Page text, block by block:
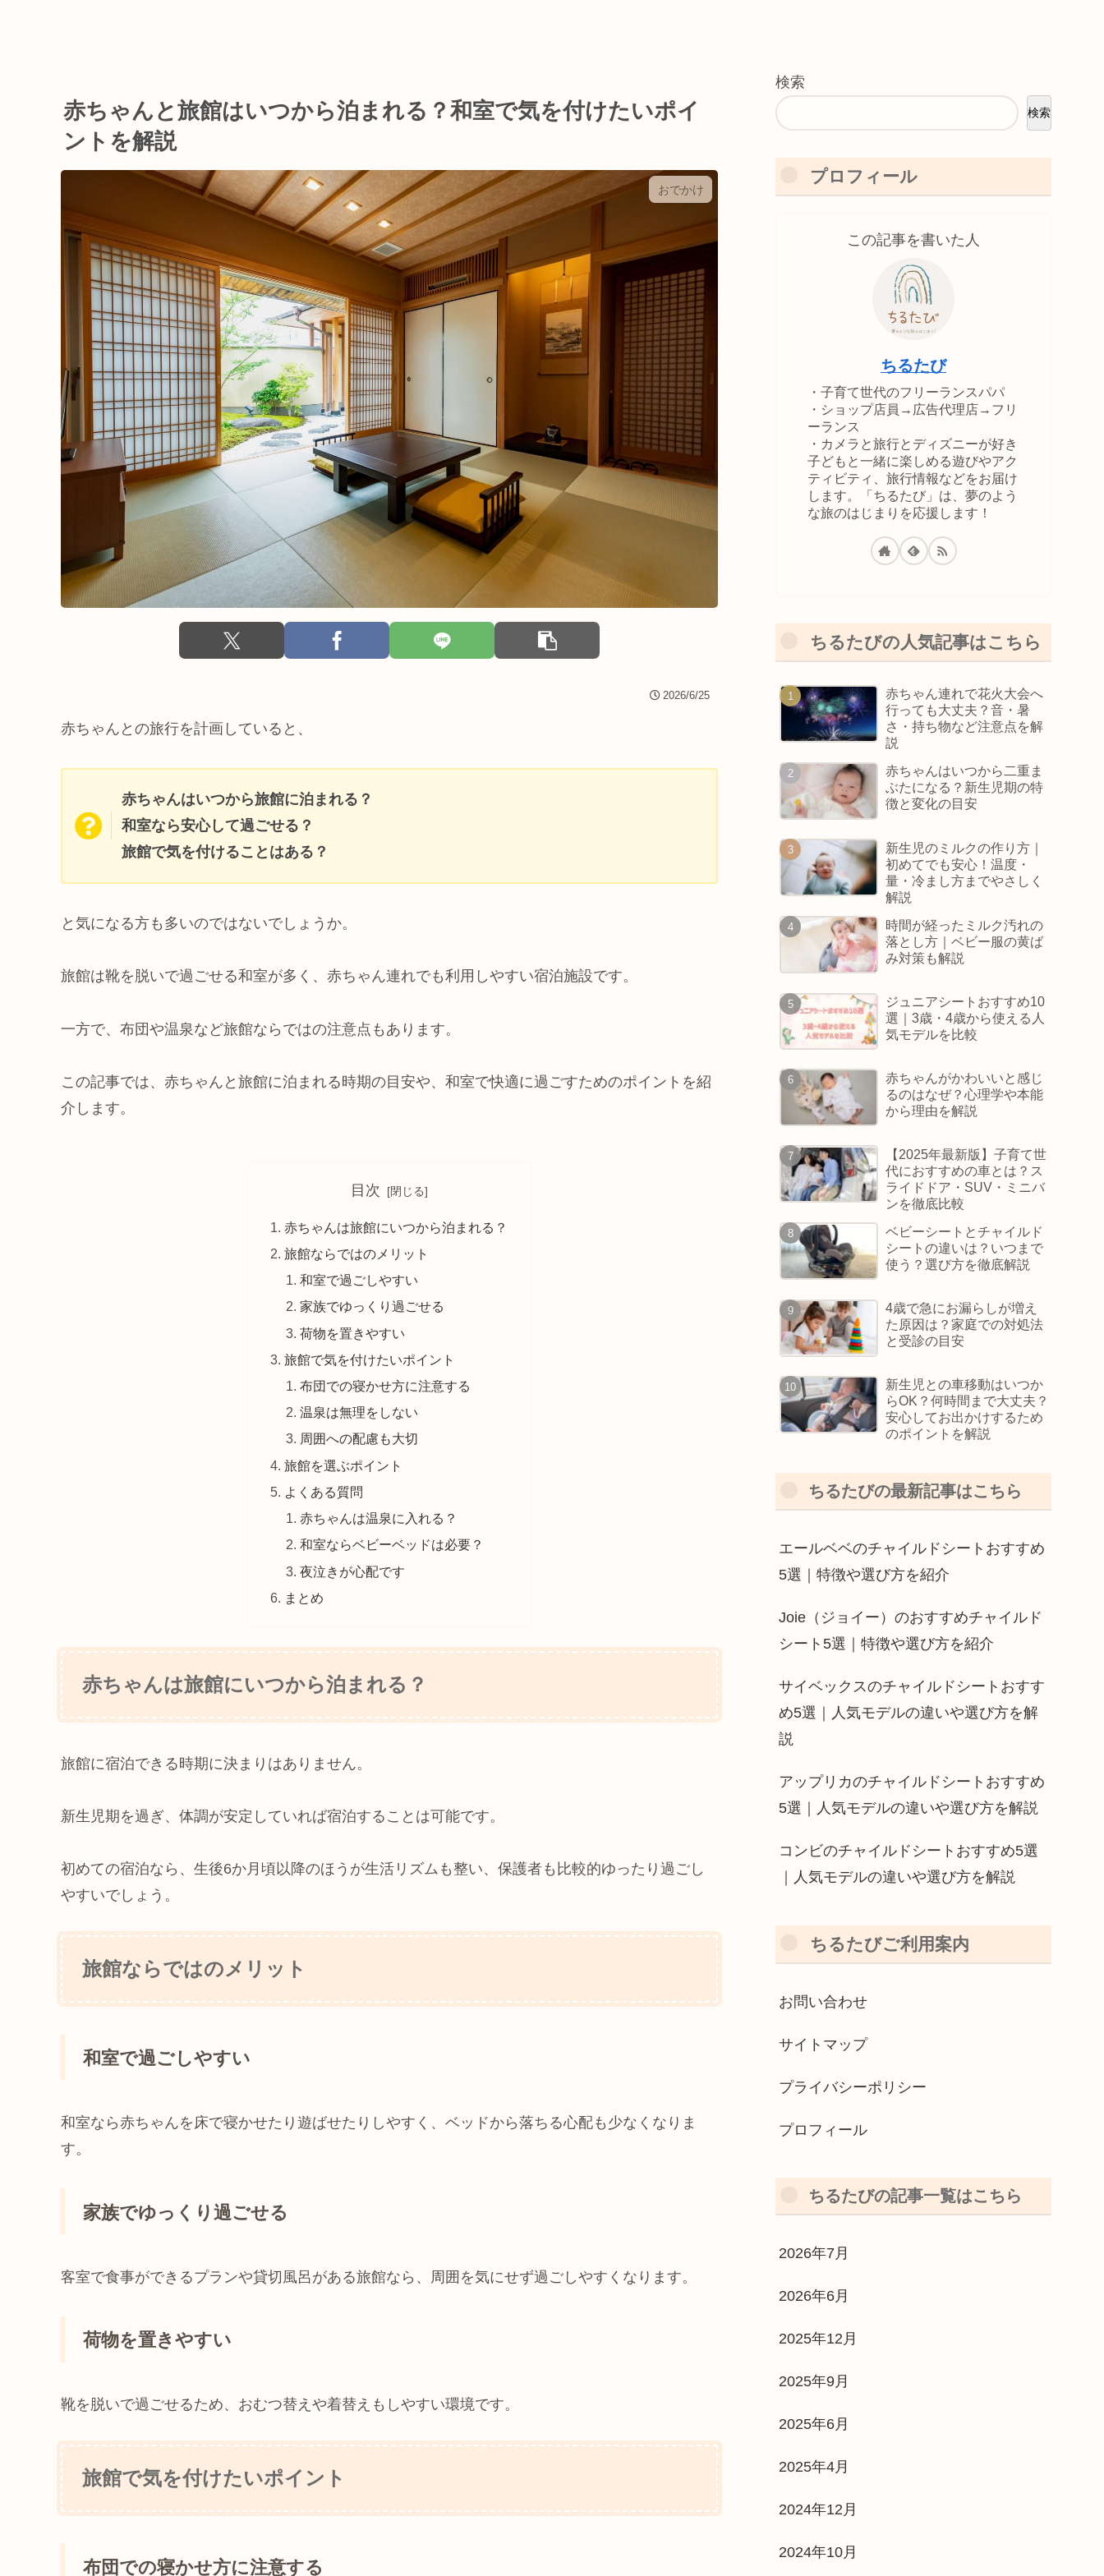
赤ちゃんと旅館はいつから泊まれる？和室で気を付けたいポイ
ントを解説
おでかけ
2026/6/25
赤ちゃんとの旅行を計画していると、
赤ちゃんはいつから旅館に泊まれる？
和室なら安心して過ごせる？
旅館で気を付けることはある？
と気になる方も多いのではないでしょうか。
旅館は靴を脱いで過ごせる和室が多く、赤ちゃん連れでも利用しやすい宿泊施設です。
一方で、布団や温泉など旅館ならではの注意点もあります。
この記事では、赤ちゃんと旅館に泊まれる時期の目安や、和室で快適に過ごすためのポイントを紹
介します。
目次
赤ちゃんは旅館にいつから泊まれる？
旅館ならではのメリット
和室で過ごしやすい
家族でゆっくり過ごせる
荷物を置きやすい
旅館で気を付けたいポイント
布団での寝かせ方に注意する
温泉は無理をしない
周囲への配慮も大切
旅館を選ぶポイント
よくある質問
赤ちゃんは温泉に入れる？
和室ならベビーベッドは必要？
夜泣きが心配です
まとめ
赤ちゃんは旅館にいつから泊まれる？
旅館に宿泊できる時期に決まりはありません。
新生児期を過ぎ、体調が安定していれば宿泊することは可能です。
初めての宿泊なら、生後6か月頃以降のほうが生活リズムも整い、保護者も比較的ゆったり過ごし
やすいでしょう。
旅館ならではのメリット
和室で過ごしやすい
和室なら赤ちゃんを床で寝かせたり遊ばせたりしやすく、ベッドから落ちる心配も少なくなりま
す。
家族でゆっくり過ごせる
客室で食事ができるプランや貸切風呂がある旅館なら、周囲を気にせず過ごしやすくなります。
荷物を置きやすい
靴を脱いで過ごせるため、おむつ替えや着替えもしやすい環境です。
旅館で気を付けたいポイント
布団での寝かせ方に注意する
検索
検索
プロフィール
この記事を書いた人
ちるたび
・子育て世代のフリーランスパパ
・ショップ店員→広告代理店→フリ
ーランス
・カメラと旅行とディズニーが好き
子どもと一緒に楽しめる遊びやアク
ティビティ、旅行情報などをお届け
します。「ちるたび」は、夢のよう
な旅のはじまりを応援します！
ちるたびの人気記事はこちら
赤ちゃん連れで花火大会へ
行っても大丈夫？音・暑
さ・持ち物など注意点を解
説
赤ちゃんはいつから二重ま
ぶたになる？新生児期の特
徴と変化の目安
新生児のミルクの作り方｜
初めてでも安心！温度・
量・冷まし方までやさしく
解説
時間が経ったミルク汚れの
落とし方｜ベビー服の黄ば
み対策も解説
ジュニアシートおすすめ10
選｜3歳・4歳から使える人
気モデルを比較
赤ちゃんがかわいいと感じ
るのはなぜ？心理学や本能
から理由を解説
【2025年最新版】子育て世
代におすすめの車とは？ス
ライドドア・SUV・ミニバ
ンを徹底比較
ベビーシートとチャイルド
シートの違いは？いつまで
使う？選び方を徹底解説
4歳で急にお漏らしが増え
た原因は？家庭での対処法
と受診の目安
新生児との車移動はいつか
らOK？何時間まで大丈夫？
安心してお出かけするため
のポイントを解説
ちるたびの最新記事はこちら
エールベベのチャイルドシートおすすめ
5選｜特徴や選び方を紹介
Joie（ジョイー）のおすすめチャイルド
シート5選｜特徴や選び方を紹介
サイベックスのチャイルドシートおすす
め5選｜人気モデルの違いや選び方を解
説
アップリカのチャイルドシートおすすめ
5選｜人気モデルの違いや選び方を解説
コンビのチャイルドシートおすすめ5選
｜人気モデルの違いや選び方を解説
ちるたびご利用案内
お問い合わせ
サイトマップ
プライバシーポリシー
プロフィール
ちるたびの記事一覧はこちら
2026年7月
2026年6月
2025年12月
2025年9月
2025年6月
2025年4月
2024年12月
2024年10月